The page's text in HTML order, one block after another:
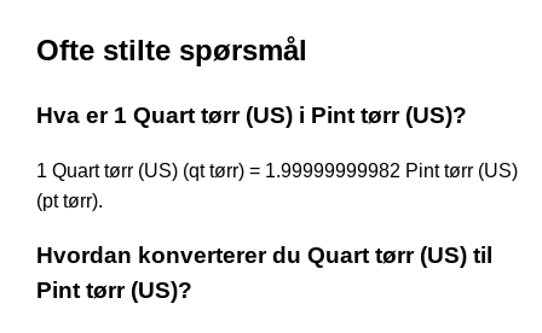
Ofte stilte spørsmål
Hva er 1 Quart tørr (US) i Pint tørr (US)?
1 Quart tørr (US) (qt tørr) = 1.99999999982 Pint tørr (US)
(pt tørr).
Hvordan konverterer du Quart tørr (US) til
Pint tørr (US)?